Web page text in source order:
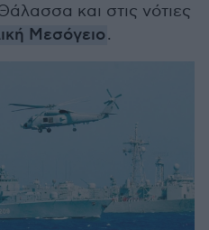
και στις νότιες
Μεσόγειο.